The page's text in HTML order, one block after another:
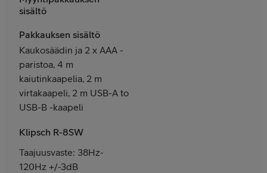
sisältö
Pakkauksen sisältö
Kaukosäädin ja 2 x AAA -
paristoa, 4 m
kaiutinkaapelia, 2 m
virtakaapeli, 2 m USB-A to
USB-B -kaapeli
Klipsch R-8SW
Taajuusvaste: 38Hz-
120Hz +/-3dB